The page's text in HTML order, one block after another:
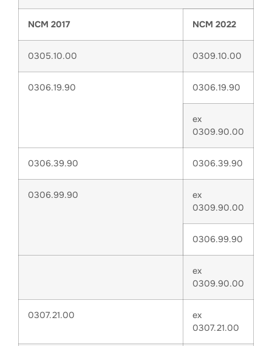
NCM 2017 NCM 2022
0305.10.00 0309.10.00
0306.19.90 0306.19.90
ex
0309.90.00
0306.39.90 0306.39.90
0306.99.90
ex
0309.90.00
0306.99.90
ex
0309.90.00
0307.21.00
ex
0307.21.00